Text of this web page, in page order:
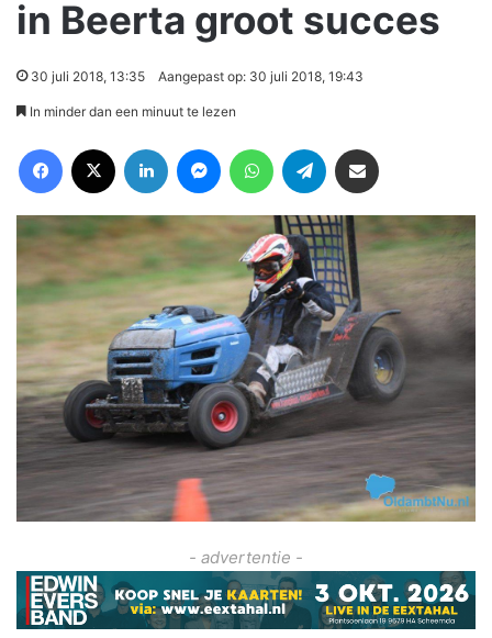
in Beerta groot succes
30 juli 2018, 13:35 Aangepast op: 30 juli 2018, 19:43
In minder dan een minuut te lezen
- advertentie -